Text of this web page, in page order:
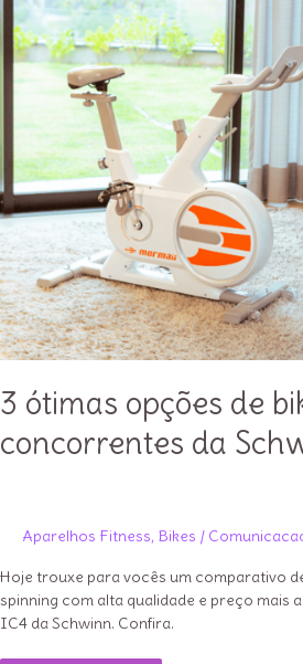
3 ótimas opções de
concorrentes da
Aparelhos Fitness, Bikes /
Hoje trouxe para vocês um comparativo
spinning com alta qualidade e preço mais
IC4 da Schwinn. Confira.